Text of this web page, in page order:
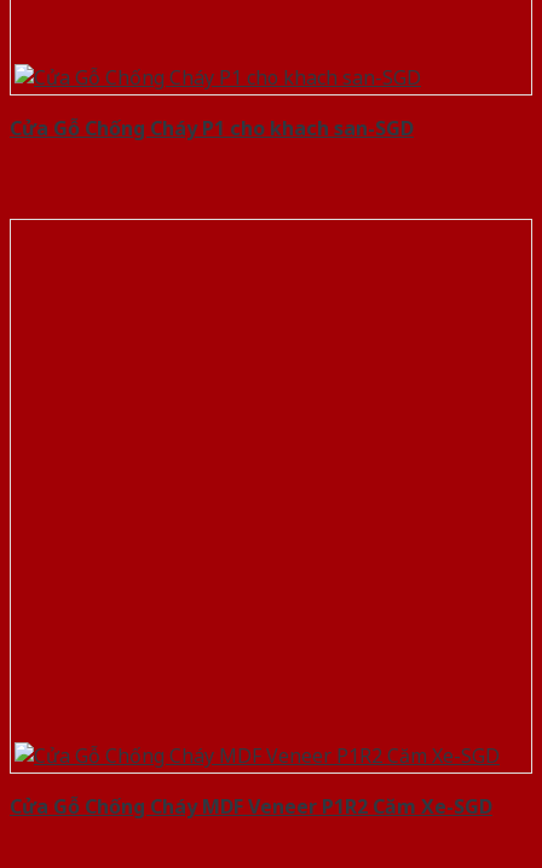
Cửa Gỗ Chống Cháy P1 cho khach san-SGD
Cửa Gỗ Chống Cháy MDF Veneer P1R2 Căm Xe-SGD